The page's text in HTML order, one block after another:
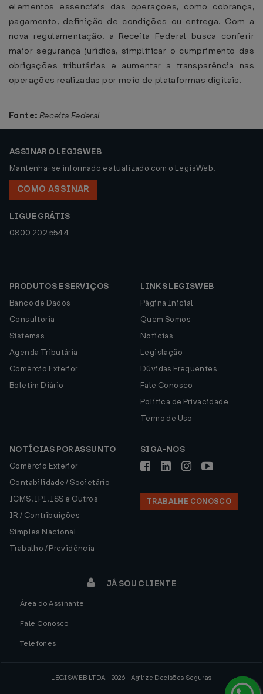
elementos essenciais das operações, como cobrança,
pagamento, definição de condições ou entrega. Com a
nova regulamentação, a Receita Federal busca conferir
maior segurança jurídica, simplificar o cumprimento das
obrigações tributárias e aumentar a transparência nas
operações realizadas por meio de plataformas digitais.
Fonte: Receita Federal
ASSINAR O LEGISWEB
Mantenha-se informado e atualizado com o LegisWeb.
COMO ASSINAR
LIGUE GRÁTIS
0800 202 5544
PRODUTOS E SERVIÇOS
Banco de Dados
Consultoria
Sistemas
Agenda Tributária
Comércio Exterior
Boletim Diário
LINKS LEGISWEB
Página Inicial
Quem Somos
Notícias
Legislação
Dúvidas Frequentes
Fale Conosco
Política de Privacidade
Termo de Uso
NOTÍCIAS POR ASSUNTO
Comércio Exterior
Contabilidade / Societário
ICMS, IPI, ISS e Outros
IR / Contribuições
Simples Nacional
Trabalho / Previdência
SIGA-NOS
TRABALHE CONOSCO
JÁ SOU CLIENTE
Área do Assinante
Fale Conosco
Telefones
LEGISWEB LTDA - 2026 - Agilize Decisões Seguras